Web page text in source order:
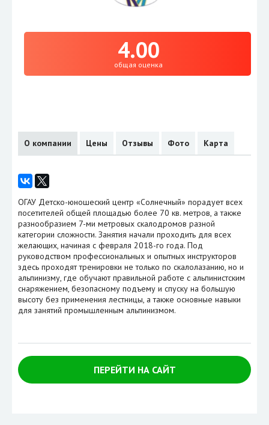
4.00
общая оценка
О компании Цены Отзывы Фото Карта
ОГАУ Детско-юношеский центр «Солнечный» порадует всех
посетителей общей площадью более 70 кв. метров, а также
разнообразием 7-ми метровых скалодромов разной
категории сложности. Занятия начали проходить для всех
желающих, начиная с февраля 2018-го года. Под
руководством профессиональных и опытных инструкторов
здесь проходят тренировки не только по скалолазанию, но и
альпинизму, где обучают правильной работе с альпинистским
снаряжением, безопасному подъему и спуску на большую
высоту без применения лестницы, а также основные навыки
для занятий промышленным альпинизмом.
ПЕРЕЙТИ НА САЙТ